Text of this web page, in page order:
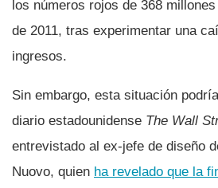
los números rojos de 368
de 2011, tras experimentar una
ingresos.
Sin embargo, esta situación
diario estadounidense The Wall
entrevistado al ex-jefe de diseño
Nuovo, quien ha revelado que la